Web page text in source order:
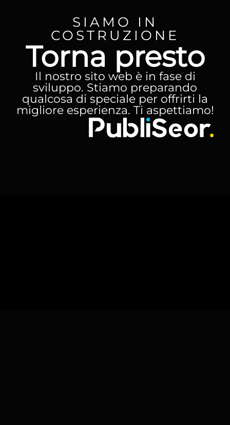
SIAMO IN
COSTRUZIONE
Torna presto
Il nostro sito web è in fase di
sviluppo. Stiamo preparando
qualcosa di speciale per offrirti la
migliore esperienza. Ti aspettiamo!